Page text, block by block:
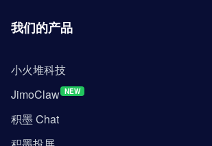
我们的产品
小火堆科技
JimoClaw NEW
积墨 Chat